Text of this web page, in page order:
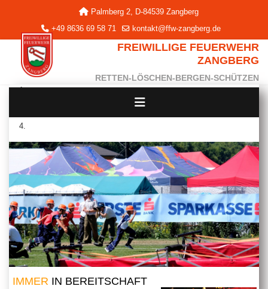
Palmberg 2, D-84539 Zangberg
+49 8636 69 58 71
kontakt@ffw-zangberg.de
FREIWILLIGE FEUERWEHR
ZANGBERG
RETTEN-LÖSCHEN-BERGEN-SCHÜTZEN
IMMER IN BEREITSCHAFT